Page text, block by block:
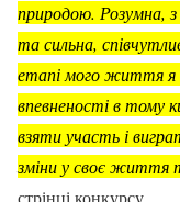
природою. Розумна,
та сильна,
етапі мого життя я
впевненості в тому
взяти участь і
зміни у своє
стрінці конкурсу.